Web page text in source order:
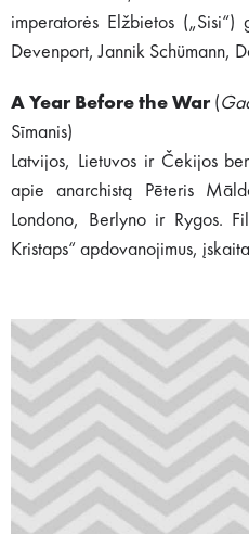
imperatorės Elžbietos
Devenport, Jannik Schümann,
A Year Before the War (
Sīmanis)
Latvijos, Lietuvos ir Čekijos
apie anarchistą Pēteris
Londono, Berlyno ir Rygos.
Kristaps“ apdovanojimus,